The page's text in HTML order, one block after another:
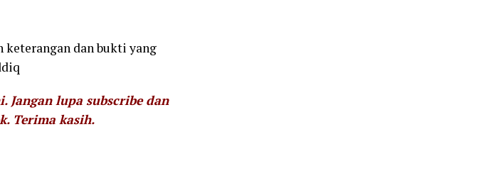
dan bukti yang
lupa subscribe dan
Terima kasih.